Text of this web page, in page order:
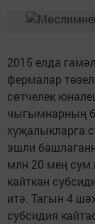
2015 елда
фермалар
сөтчелек
чыгымнарның
хуҗалыкларга
эшли
млн 20 мең сум
кайткан
итә. Тагын 4
субсидия